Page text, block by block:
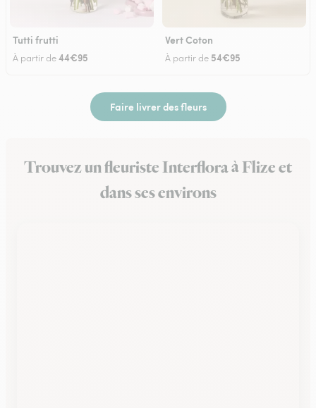
Tutti frutti
À partir de44€95
Vert Coton
À partir de 54€95
Faire livrer des fleurs
Trouvez un fleuriste Interflora à Flize et
dans ses environs